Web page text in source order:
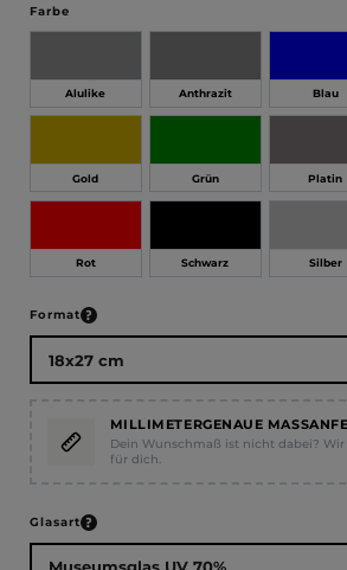
Farbeauswählen
Alulike Anthrazit Blau
Gold Grün Platin
Rot Schwarz Silber
Formatauswählen
MILLIMETERGENAUE
Dein Wunschmaß ist nicht dabei?
für dich.
Glasartauswählen